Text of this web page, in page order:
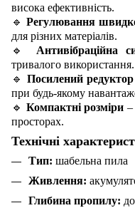
висока ефективність.
🔹 Регулювання
для різних матеріалів.
🔹
Антивібраційна
тривалого використання.
🔹
Посилений редуктор
при будь-якому
🔹 Компактні розміри –
просторах.
Технічні
Тип: шабельна пила
Живлення:
Глибина пропилу: